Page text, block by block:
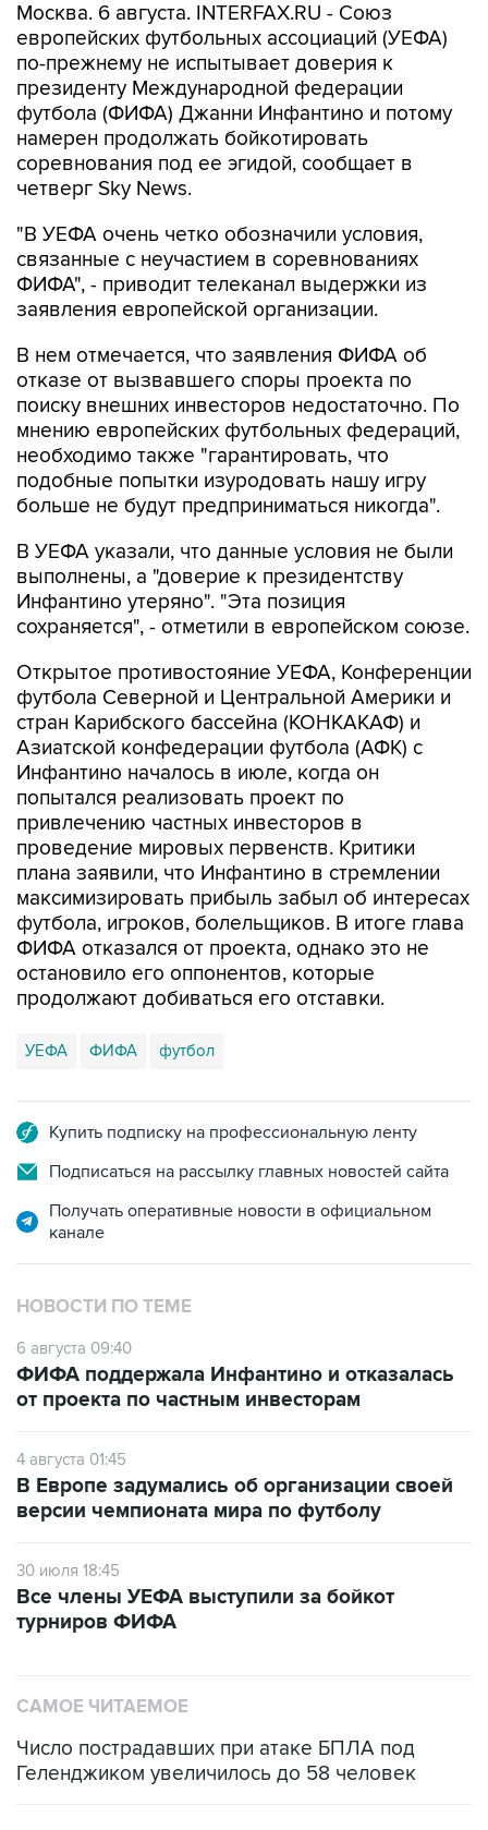
Москва. 6 августа. INTERFAX.RU - Союз
европейских футбольных ассоциаций (УЕФА)
по-прежнему не испытывает доверия к
президенту Международной федерации
футбола (ФИФА) Джанни Инфантино и потому
намерен продолжать бойкотировать
соревнования под ее эгидой, сообщает в
четверг Sky News.
"В УЕФА очень четко обозначили условия,
связанные с неучастием в соревнованиях
ФИФА", - приводит телеканал выдержки из
заявления европейской организации.
В нем отмечается, что заявления ФИФА об
отказе от вызвавшего споры проекта по
поиску внешних инвесторов недостаточно. По
мнению европейских футбольных федераций,
необходимо также "гарантировать, что
подобные попытки изуродовать нашу игру
больше не будут предприниматься никогда".
В УЕФА указали, что данные условия не были
выполнены, а "доверие к президентству
Инфантино утеряно". "Эта позиция
сохраняется", - отметили в европейском союзе.
Открытое противостояние УЕФА, Конференции
футбола Северной и Центральной Америки и
стран Карибского бассейна (КОНКАКАФ) и
Азиатской конфедерации футбола (АФК) с
Инфантино началось в июле, когда он
попытался реализовать проект по
привлечению частных инвесторов в
проведение мировых первенств. Критики
плана заявили, что Инфантино в стремлении
максимизировать прибыль забыл об интересах
футбола, игроков, болельщиков. В итоге глава
ФИФА отказался от проекта, однако это не
остановило его оппонентов, которые
продолжают добиваться его отставки.
УЕФА ФИФА футбол
Купить подписку на профессиональную ленту
Подписаться на рассылку главных новостей сайта
Получать оперативные новости в официальном
канале
НОВОСТИ ПО ТЕМЕ
6 августа 09:40
ФИФА поддержала Инфантино и отказалась
от проекта по частным инвесторам
4 августа 01:45
В Европе задумались об организации своей
версии чемпионата мира по футболу
30 июля 18:45
Все члены УЕФА выступили за бойкот
турниров ФИФА
САМОЕ ЧИТАЕМОЕ
Число пострадавших при атаке БПЛА под
Геленджиком увеличилось до 58 человек